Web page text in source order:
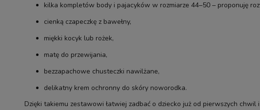
kilka kompletów body i pajacyków w rozmiarze 44–50 – proponuję
cienką czapeczkę z bawełny,
miękki kocyk lub rożek,
matę do przewijania,
bezzapachowe chusteczki nawilżane,
delikatny krem ochronny do skóry noworodka.
Dzięki takiemu zestawowi łatwiej zadbać o dziecko już od pierwszych